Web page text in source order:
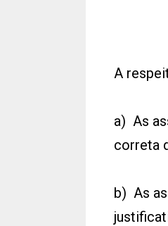
A
a) As
correta
b) As